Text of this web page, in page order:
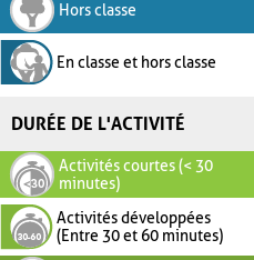
Hors classe
En classe et hors classe
DURÉE DE L'ACTIVITÉ
Activités courtes (< 30
minutes)
Activités développées
(Entre 30 et 60 minutes)